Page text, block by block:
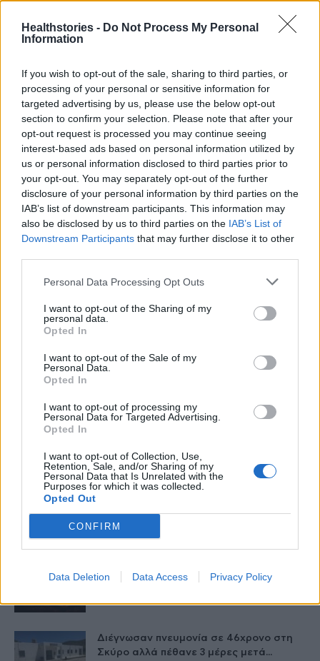
Healthstories - Do Not Process My Personal
Information
If you wish to opt-out of the sale, sharing to third parties, or
processing of your personal or sensitive information for
targeted advertising by us, please use the below opt-out
section to confirm your selection. Please note that after your
opt-out request is processed you may continue seeing
interest-based ads based on personal information utilized by
us or personal information disclosed to third parties prior to
your opt-out. You may separately opt-out of the further
disclosure of your personal information by third parties on the
IAB’s list of downstream participants. This information may
also be disclosed by us to third parties on the IAB’s List of
Downstream Participants that may further disclose it to other
Personal Data Processing Opt Outs
I want to opt-out of the Sharing of my
personal data.
Opted In
I want to opt-out of the Sale of my
Personal Data.
Opted In
I want to opt-out of processing my
Personal Data for Targeted Advertising.
Opted In
I want to opt-out of Collection, Use,
Retention, Sale, and/or Sharing of my
Personal Data that Is Unrelated with the
Purposes for which it was collected.
Opted Out
CONFIRM
Data Deletion Data Access Privacy Policy
healthstories
Δείτε Ακόμη
Πάνω από 100 μωρά έχουν γεννηθεί
μέσω εξωσωματικής, με την
Πανελληνίου Συλλόγου Κυστικής...
Νέα βήματα για τα Σπάνια Νοσήματα
26 Φεβρουαρίου 2026
που η ενηλικίωση...
26 Φεβρουαρίου 2026
Καβάλα: Η τήρηση μιας αυστηρής ΚΥΑ
και τα προβλήματα όσων πέθαναν...
Διέγνωσαν πνευμονία σε 46χρονο στη
Σκύρο αλλά πέθανε 3 μέρες μετά...